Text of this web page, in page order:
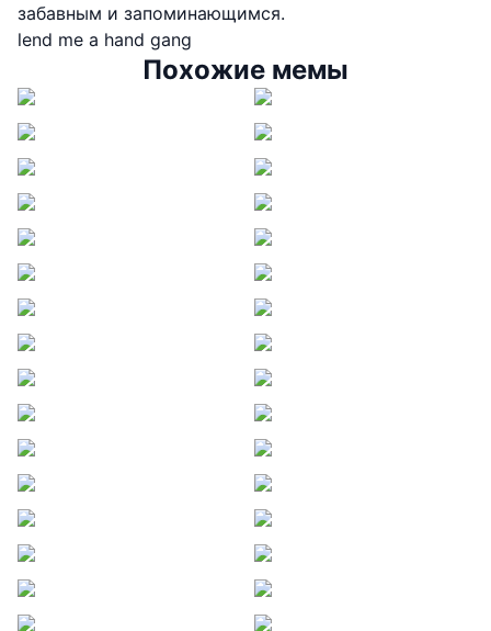
забавным и запоминающимся.
lend me a hand gang
Похожие мемы